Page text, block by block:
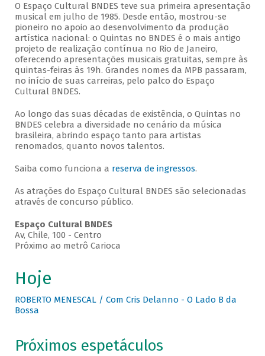
O Espaço Cultural BNDES teve sua primeira apresentação
musical em julho de 1985. Desde então, mostrou-se
pioneiro no apoio ao desenvolvimento da produção
artística nacional: o Quintas no BNDES é o mais antigo
projeto de realização contínua no Rio de Janeiro,
oferecendo apresentações musicais gratuitas, sempre às
quintas-feiras às 19h. Grandes nomes da MPB passaram,
no início de suas carreiras, pelo palco do Espaço
Cultural BNDES.
Ao longo das suas décadas de existência, o Quintas no
BNDES celebra a diversidade no cenário da música
brasileira, abrindo espaço tanto para artistas
renomados, quanto novos talentos.
Saiba como funciona a reserva de ingressos.
As atrações do Espaço Cultural BNDES são selecionadas
através de concurso público.
Espaço Cultural BNDES
Av, Chile, 100 - Centro
Próximo ao metrô Carioca
Hoje
ROBERTO MENESCAL / Com Cris Delanno - O Lado B da
Bossa
Próximos espetáculos